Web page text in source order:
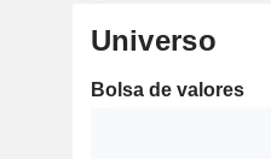
Universo
Bolsa de valores